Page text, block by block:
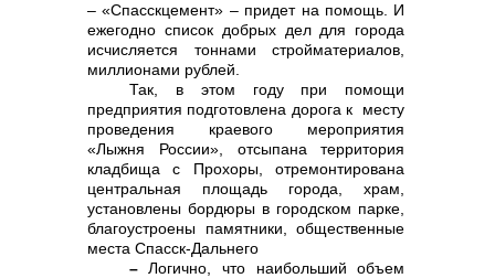
контакты отдела закупок
– «Спасскцемент» – придет на помощь. И
ежегодно список добрых дел для города
исчисляется тоннами стройматериалов,
миллионами рублей.
Так, в этом году при помощи
предприятия подготовлена дорога к месту
проведения краевого мероприятия
«Лыжня России», отсыпана территория
кладбища с Прохоры, отремонтирована
центральная площадь города, храм,
установлены бордюры в городском парке,
благоустроены памятники, общественные
места Спасск-Дальнего
–Логично, что наибольший объем